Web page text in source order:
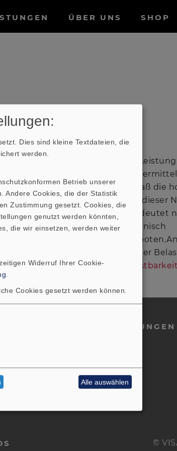
ÜBER UNS SHOP
gibt an, welche elektrische
definierten Rauschsignal
ist dadurch gekennzeichnet, daß die
werden Hochtöner, die nach dieser
Nennbelastbarkeit
bedeutet
angegebenen Leistung mechanisch
Bereich ist hier Vorsicht
Dort gibt es bei der Angabe der
Man gibt hier dieNominalbelastbarkeit
LEISTUNGEN
©
Dies sind kleine Textdateien, die
werden.
Betrieb unserer
Andere Cookies, die der Statistik
Zustimmung gesetzt. Cookies, die
genutzt werden könnten,
die wir einsetzen, werden weiter
Widerruf Ihrer Cookie-
Cookies gesetzt werden können.
Alle auswählen